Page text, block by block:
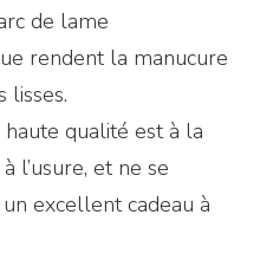
de lame
rendent la manucure
lisses.
qualité est à la
l’usure, et ne se
un excellent cadeau à